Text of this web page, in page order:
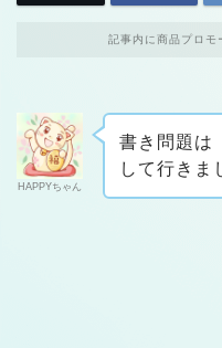
記事内に商品プロモ
HAPPYちゃん
書き問題は
して行きま